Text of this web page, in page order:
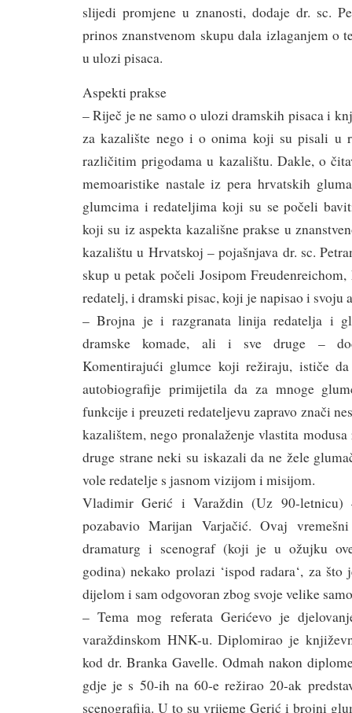
slijedi promjene u znanosti, dodaje dr. sc.
prinos znanstvenom skupu dala izlaganjem o
u ulozi pisaca.
Aspekti prakse
– Riječ je ne samo o ulozi dramskih pisaca i
za kazalište nego i o onima koji su pisali u
različitim prigodama u kazalištu. Dakle, o
memoaristike nastale iz pera hrvatskih
glumcima i redateljima koji su se počeli
koji su iz aspekta kazališne prakse u
kazalištu u Hrvatskoj – pojašnjava dr. sc.
skup u petak počeli Josipom
redatelj, i dramski pisac, koji je napisao i svoju
– Brojna je i razgranata linija redatelja i
dramske komade, ali i sve druge –
Komentirajući glumce koji režiraju, ističe
autobiografije primijetila da za mnoge
funkcije i preuzeti redateljevu zapravo znači
kazalištem, nego pronalaženje vlastita
druge strane neki su iskazali da ne žele
vole redatelje s jasnom vizijom i misijom.
Vladimir Gerić i Varaždin (Uz 90-
pozabavio Marijan Varjačić. Ovaj
dramaturg i scenograf (koji je u ožujku
godina) nekako prolazi ‘ispod radara‘, za
dijelom i sam odgovoran zbog svoje velike
– Tema mog referata Gerićevo je
varaždinskom HNK-u. Diplomirao je
kod dr. Branka Gavelle. Odmah nakon
gdje je s 50-ih na 60-e režirao 20-ak
scenografija. U to su vrijeme Gerić i brojni